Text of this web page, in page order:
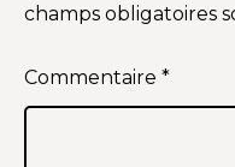
champs obligatoires
Commentaire *